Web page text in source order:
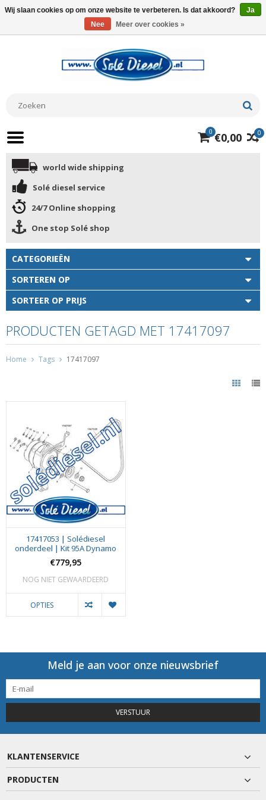
0
0 €0,00
world wide shipping
Solé diesel service
24/7 Online shopping
One stop Solé shop
CATEGORIEËN
SORTEREN OP
SORTEER OP PRIJS
PRODUCTEN GETAGD MET 17417097
Home Tags 17417097
17417053 | Solédiesel
onderdeel | Kit 95A Dynamo
€779,95
NOG NIET GEWAARDEERD
OPTIES
Meld je aan voor onze nieuwsbrief
VERSTUUR
KLANTENSERVICE
PRODUCTEN
Wij slaan cookies op om onze website te verbeteren. Is dat akkoord?
Ja
Nee
Meer over cookies »